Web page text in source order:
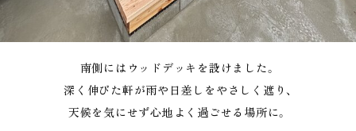
南側にはウッドデッキを設けました。
深く伸びた軒が雨や日差しをやさしく遮り、
天候を気にせず心地よく過ごせる場所に。